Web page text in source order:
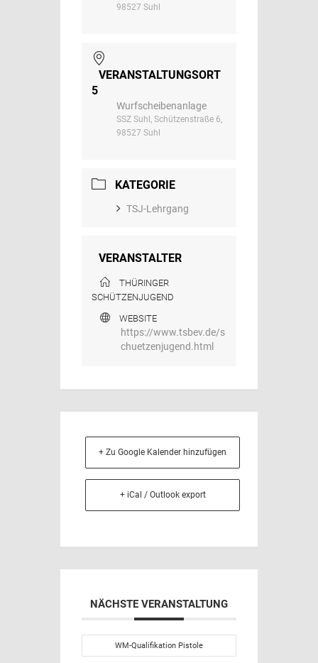
98527 Suhl
VERANSTALTUNGSORT
5
Wurfscheibenanlage
SSZ Suhl, Schützenstraße 6,
98527 Suhl
KATEGORIE
TSJ-Lehrgang
VERANSTALTER
THÜRINGER
SCHÜTZENJUGEND
WEBSITE
https://www.tsbev.de/s
chuetzenjugend.html
+ Zu Google Kalender hinzufügen
+ iCal / Outlook export
NÄCHSTE VERANSTALTUNG
WM-Qualifikation Pistole